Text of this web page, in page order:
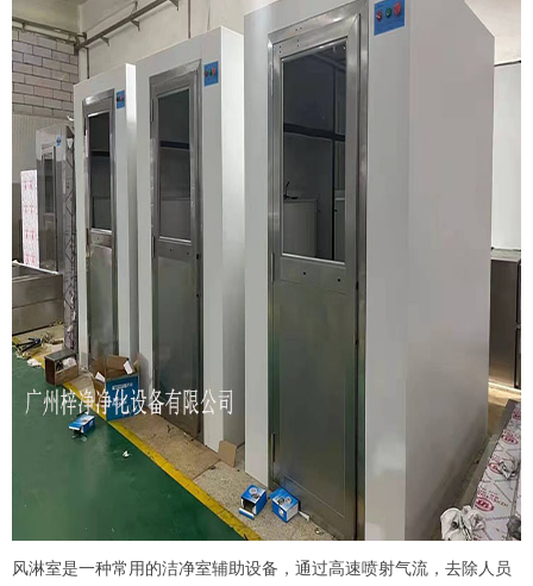
风淋室是一种常用的洁净室辅助设备，通过高速喷射气流，去除人员